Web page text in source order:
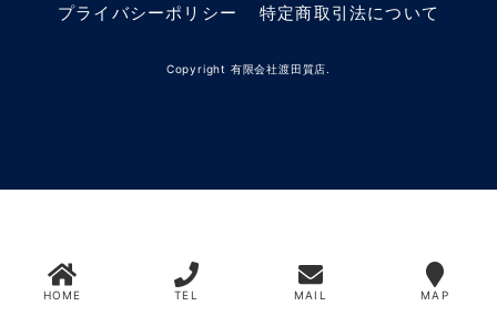
プライバシーポリシー 特定商取引法について
Copyright 有限会社渡田質店.
HOME TEL MAIL MAP